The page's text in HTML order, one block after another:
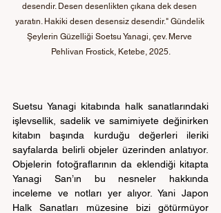
desendir. Desen desenlikten çıkana dek desen
yaratın. Hakiki desen desensiz desendir." Gündelik
Şeylerin Güzelliği Soetsu Yanagi, çev. Merve
Pehlivan Frostick, Ketebe, 2025.
Suetsu Yanagi kitabında halk sanatlarındaki
işlevsellik, sadelik ve samimiyete değinirken
kitabın başında kurduğu değerleri ileriki
sayfalarda belirli objeler üzerinden anlatıyor.
Objelerin fotoğraflarının da eklendiği kitapta
Yanagi San’ın bu nesneler hakkında
inceleme ve notları yer alıyor. Yani Japon
Halk Sanatları müzesine bizi götürmüyor